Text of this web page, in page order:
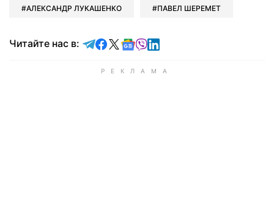
АЛЕКСАНДР ЛУКАШЕНКО ПАВЕЛ ШЕРЕМЕТ
Читайте нас в: Читайте в Telegram
Читайте в Facebook
Читайте в X
Читайте в Google news
Читайте в Viber
Читайте в LinkedIn